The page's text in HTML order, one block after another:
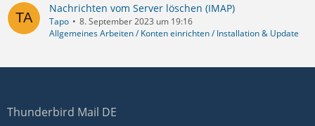
Nachrichten vom Server löschen (IMAP)
Tapo
8. September 2023 um 19:16
Allgemeines Arbeiten / Konten einrichten / Installation & Update
Thunderbird Mail DE